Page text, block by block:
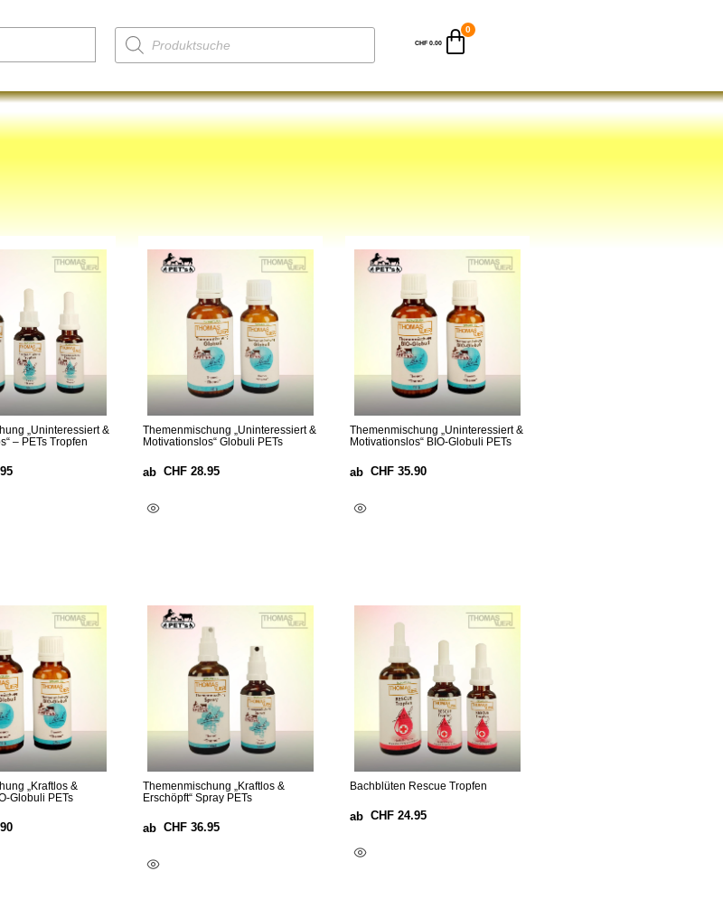
CHF0.00
„Uninteressiert &
– PETs Tropfen
Themenmischung „Uninteressiert &
Motivationslos“ Globuli PETs
ab CHF 28.95
Themenmischung „Uninteressiert &
Motivationslos“ BIO-Globuli PETs
ab CHF 35.90
„Kraftlos &
Globuli PETs
Themenmischung „Kraftlos &
Erschöpft“ Spray PETs
ab CHF 36.95
Bachblüten Rescue Tropfen
ab CHF 24.95